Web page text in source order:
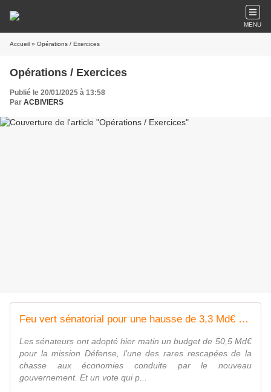
MENU
Accueil » Opérations / Exercices
Opérations / Exercices
Publié le 20/01/2025 à 13:58
Par ACBIVIERS
Feu vert sénatorial pour une hausse de 3,3 Md€ des dépenses militaires - FOB - Forces Operations Blog
Les sénateurs ont adopté hier matin un budget de 50,5 Md€
pour la mission Défense, l'une des rares rescapées de la
chasse aux économies conduite par le nouveau
gouvernement. Et un vote qui p...